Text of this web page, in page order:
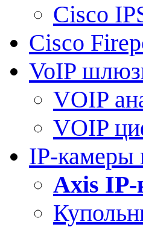
Cisco
Cisco
VoIP
VOIP
VOIP
IP-камеры
Axis